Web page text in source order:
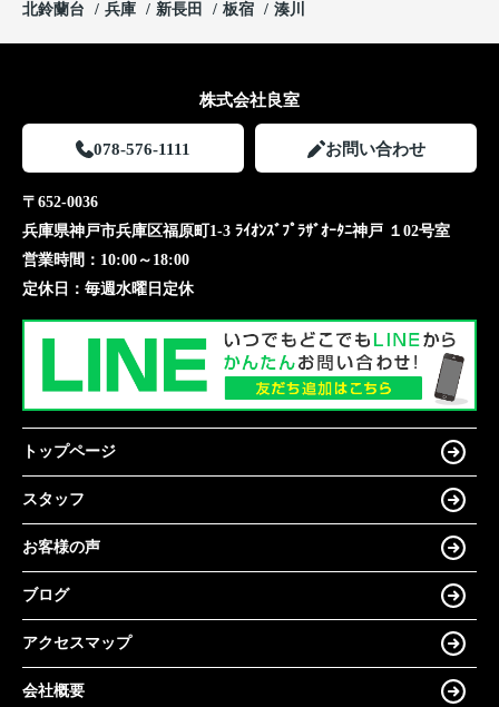
北鈴蘭台
兵庫 新長田 板宿 湊川
株式会社良室
078-576-1111 お問い合わせ
〒652-0036
兵庫県神戸市兵庫区福原町1-3 ﾗｲｵﾝｽﾞﾌﾟﾗｻﾞｵｰﾀﾆ神戸 １02号室
営業時間： 10:00～18:00
定休日： 毎週水曜日定休
トップページ
スタッフ
お客様の声
ブログ
アクセスマップ
会社概要